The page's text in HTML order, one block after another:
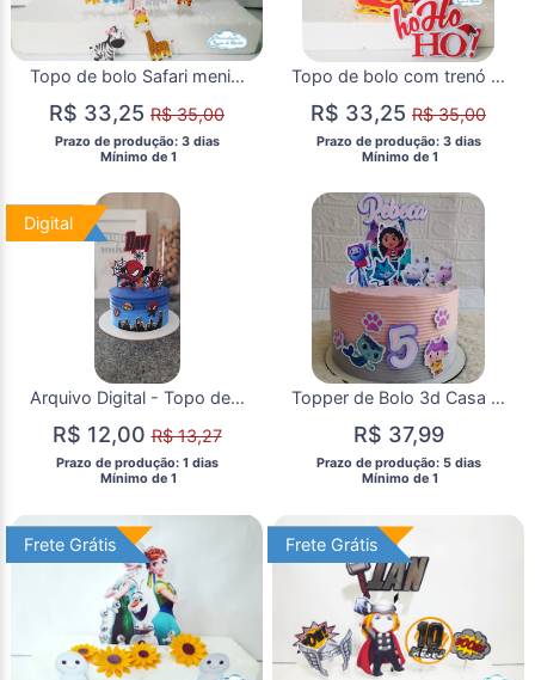
Topo de bolo Safari menina
R$ 33,25 R$ 35,00
Prazo de produção: 3 dias
  Mínimo de 1
Topo de bolo com trenó 3d Natal
R$ 33,25 R$ 35,00
Prazo de produção: 3 dias
  Mínimo de 1
Digital
Digital
Arquivo Digital - Topo de Bolo Homem Aranha
R$ 12,00R$ 13,27
Prazo de produção: 1 dias
  Mínimo de 1
Topper de Bolo 3d Casa Mágica da Gabby Personalizado
R$ 37,99
Prazo de produção: 5 dias
  Mínimo de 1
Frete Grátis
Frete Grátis Frete Grátis
Frete Grátis